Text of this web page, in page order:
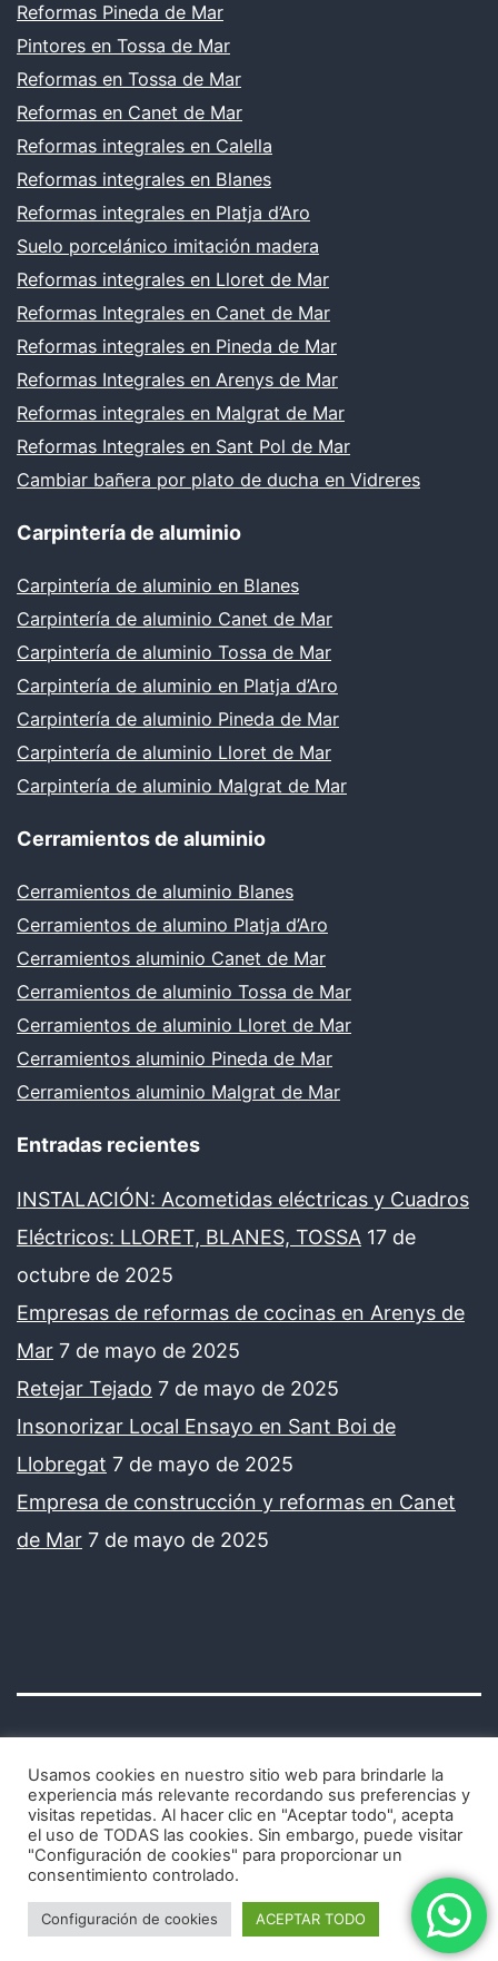
Reformas Pineda de Mar
Pintores en Tossa de Mar
Reformas en Tossa de Mar
Reformas en Canet de Mar
Reformas integrales en Calella
Reformas integrales en Blanes
Reformas integrales en Platja d’Aro
Suelo porcelánico imitación madera
Reformas integrales en Lloret de Mar
Reformas Integrales en Canet de Mar
Reformas integrales en Pineda de Mar
Reformas Integrales en Arenys de Mar
Reformas integrales en Malgrat de Mar
Reformas Integrales en Sant Pol de Mar
Cambiar bañera por plato de ducha en Vidreres
Carpintería de aluminio
Carpintería de aluminio en Blanes
Carpintería de aluminio Canet de Mar
Carpintería de aluminio Tossa de Mar
Carpintería de aluminio en Platja d’Aro
Carpintería de aluminio Pineda de Mar
Carpintería de aluminio Lloret de Mar
Carpintería de aluminio Malgrat de Mar
Cerramientos de aluminio
Cerramientos de aluminio Blanes
Cerramientos de alumino Platja d’Aro
Cerramientos aluminio Canet de Mar
Cerramientos de aluminio Tossa de Mar
Cerramientos de aluminio Lloret de Mar
Cerramientos aluminio Pineda de Mar
Cerramientos aluminio Malgrat de Mar
Entradas recientes
INSTALACIÓN: Acometidas eléctricas y Cuadros
Eléctricos: LLORET, BLANES, TOSSA 17 de
octubre de 2025
Empresas de reformas de cocinas en Arenys de
Mar 7 de mayo de 2025
Retejar Tejado 7 de mayo de 2025
Insonorizar Local Ensayo en Sant Boi de
Llobregat 7 de mayo de 2025
Empresa de construcción y reformas en Canet
de Mar 7 de mayo de 2025
Avisos legales y política de privacidad
Usamos cookies en nuestro sitio web para brindarle la
experiencia más relevante recordando sus preferencias y
visitas repetidas. Al hacer clic en "Aceptar todo", acepta
el uso de TODAS las cookies. Sin embargo, puede visitar
"Configuración de cookies" para proporcionar un
consentimiento controlado.
Configuración de cookies ACEPTAR TODO